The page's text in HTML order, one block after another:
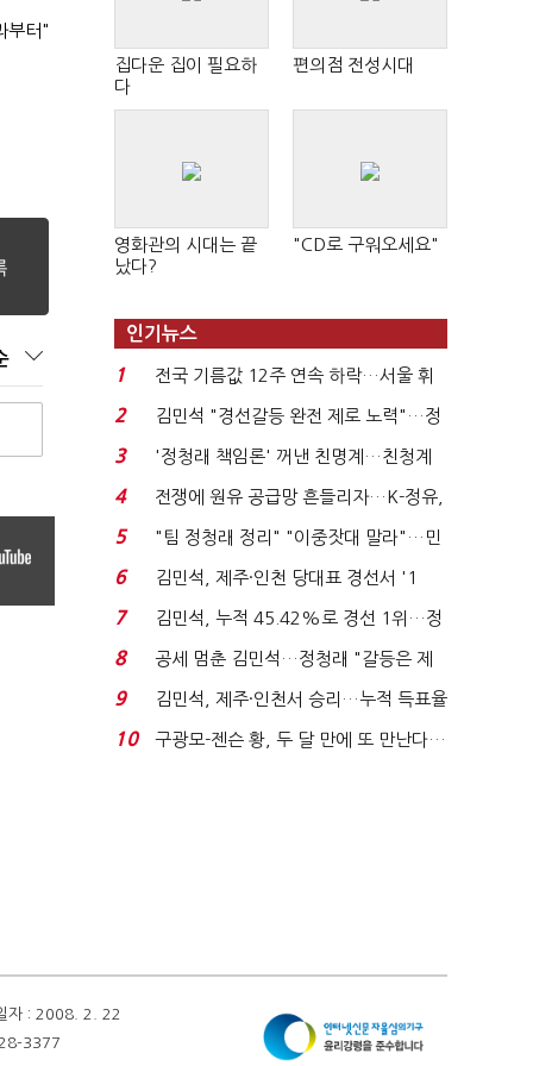
부터"
집다운 집이 필요하
다
편의점 전성시대
영화관의 시대는 끝
났다?
"CD로 구워오세요"
인기뉴스
1
전국 기름값 12주 연속 하락…서울 휘
발윳값 1909원...
2
김민석 "경선갈등 완전 제로 노력"…정
청래 "반명 공세 사...
3
'정청래 책임론' 꺼낸 친명계…친청계
는 추가투표 때리기...
4
전쟁에 원유 공급망 흔들리자…K-정유,
에너지안보 핵심...
5
"팀 정청래 정리" "이중잣대 말라"…민
주 최고위원 계파 다...
6
김민석, 제주·인천 당대표 경선서 '1
위'(1보)...
7
김민석, 누적 45.42%로 경선 1위…정
청래와 격차 0.86%p(...
8
공세 멈춘 김민석…정청래 "갈등은 제
가 수습"
9
김민석, 제주·인천서 승리…누적 득표율
'1위 탈환'(종합)...
10
구광모-젠슨 황, 두 달 만에 또 만난다…
자 : 2008. 2. 22
3377